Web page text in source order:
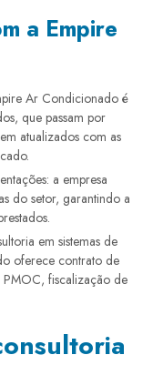
a Empire
que passam por
atualizados com as
do setor, garantindo a
oferece contrato de
fiscalização de